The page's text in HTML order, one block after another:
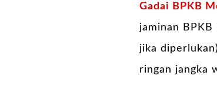
Gadai BPKB
jaminan
jika
ringan jangka